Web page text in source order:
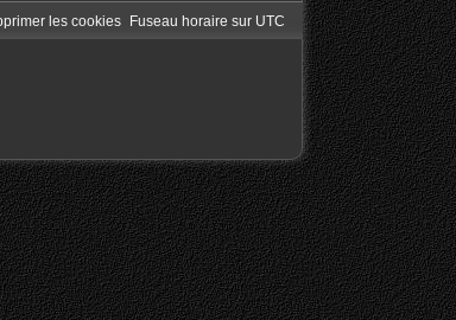
Fuseau horaire sur UTC
les cookies